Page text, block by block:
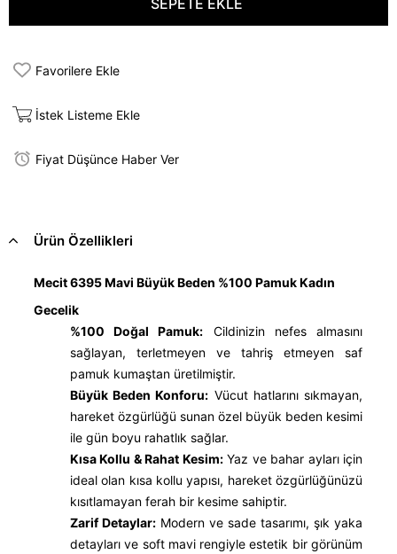
Favorilere Ekle
İstek Listeme Ekle
Fiyat Düşünce Haber Ver
Ürün Özellikleri
Mecit 6395 Mavi Büyük Beden %100 Pamuk Kadın
Gecelik
%100 Doğal Pamuk: Cildinizin nefes almasını
sağlayan, terletmeyen ve tahriş etmeyen saf
pamuk kumaştan üretilmiştir.
Büyük Beden Konforu: Vücut hatlarını sıkmayan,
hareket özgürlüğü sunan özel büyük beden kesimi
ile gün boyu rahatlık sağlar.
Kısa Kollu & Rahat Kesim:Yaz ve bahar ayları için
ideal olan kısa kollu yapısı, hareket özgürlüğünüzü
kısıtlamayan ferah bir kesime sahiptir.
Zarif Detaylar: Modern ve sade tasarımı, şık yaka
detayları ve soft mavi rengiyle estetik bir görünüm